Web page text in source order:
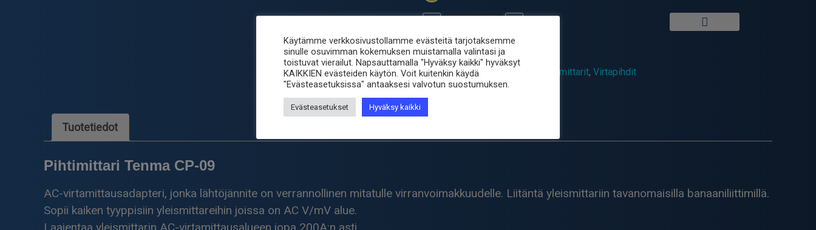
-
Tenma
09
-
Virtapihti
+
Tuotetunnus (SKU): CP-09
Osastot:Mittaus - Testaus Pihtimittarit, Virtapihdit
Avainsana tuotteelle
Tuotetiedot
Pihtimittari Tenma CP-09
AC-virtamittausadapteri, jonka lähtöjännite on verrannollinen mitatulle virranvoimakkuudelle. Liitäntä yleismittariin tavanomaisilla banaaniliittimillä.
Sopii kaiken tyyppisiin yleismittareihin joissa on AC V/mV alue.
Käytämme verkkosivustollamme evästeitä tarjotaksemme
sinulle osuvimman kokemuksen muistamalla valintasi ja
toistuvat vierailut. Napsauttamalla "Hyväksy kaikki" hyväksyt
KAIKKIEN evästeiden käytön. Voit kuitenkin käydä
"Evästeasetuksissa" antaaksesi valvotun suostumuksen.
Evästeasetukset Hyväksy kaikki